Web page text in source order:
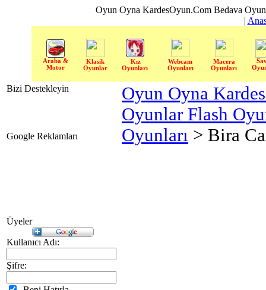
Oyun Oyna KardesOyun.Com Bedava
|
Araba &
Motor
Klasik
Oyunlar
Kız
Oyunları
Webcam
Oyunları
Macera
Oyunları
Bizi Destekleyin
Google Reklamları
Üyeler
Kullanıcı Adı:
Şifre:
Oyun Oyna
Oyunlar Flash
Oyunları > Bira